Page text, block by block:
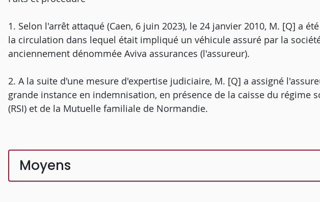
1. Selon l'arrêt attaqué (Caen, 6 juin 2023), le 24 janvier 2010, M. [Q] a
la circulation dans lequel était impliqué un véhicule assuré par la
anciennement dénommée Aviva assurances (l'assureur).
2. A la suite d'une mesure d'expertise judiciaire, M. [Q] a assigné
grande instance en indemnisation, en présence de la caisse du régime
(RSI) et de la Mutuelle familiale de Normandie.
Moyens